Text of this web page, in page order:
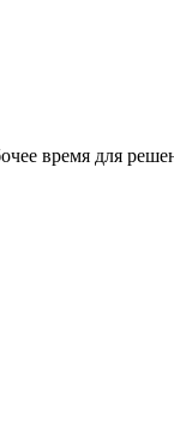
время для